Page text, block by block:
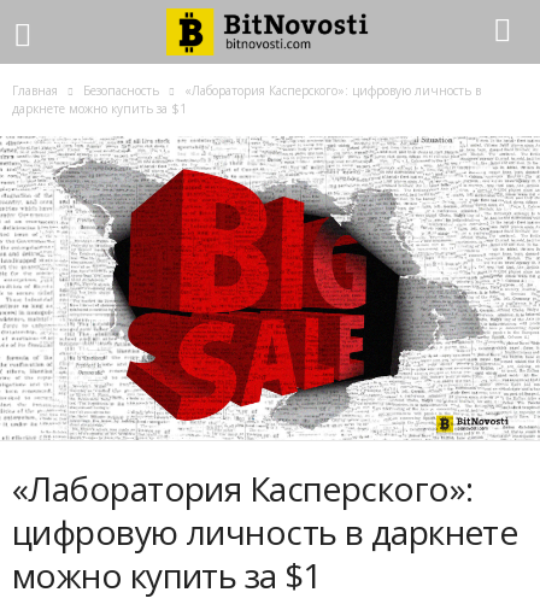
Главная Безопасность
«Лаборатория Касперского»: цифровую личность в
даркнете можно купить за $1
«Лаборатория Касперского»:
цифровую личность в даркнете
можно купить за $1